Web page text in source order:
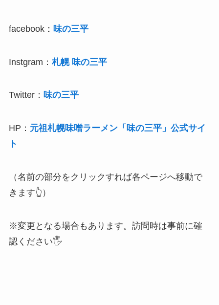
facebook： 味の三平
Instgram： 札幌 味の三平
Twitter： 味の三平
HP： 元祖札幌味噌ラーメン「味の三平」公式サイ
ト
（名前の部分をクリックすれば各ページへ移動で
きます👆）
※変更となる場合もあります。訪問時は事前に確
認ください🖐